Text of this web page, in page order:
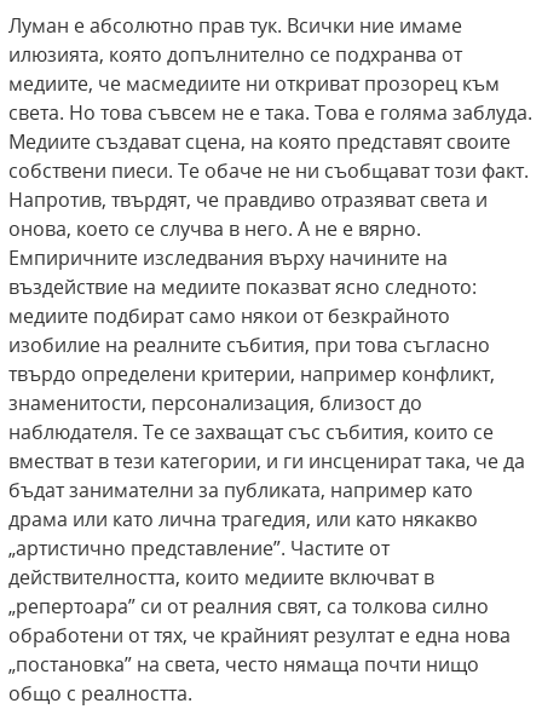
Луман е абсолютно прав тук. Всички ние имаме
илюзията, която допълнително се подхранва от
медиите, че масмедиите ни откриват прозорец към
света. Но това съвсем не е така. Това е голяма заблуда.
Медиите създават сцена, на която представят своите
собствени пиеси. Те обаче не ни съобщават този факт.
Напротив, твърдят, че правдиво отразяват света и
онова, което се случва в него. А не е вярно.
Емпиричните изследвания върху начините на
въздействие на медиите показват ясно следното:
медиите подбират само някои от безкрайното
изобилие на реалните събития, при това съгласно
твърдо определени критерии, например конфликт,
знаменитости, персонализация, близост до
наблюдателя. Те се захващат със събития, които се
вместват в тези категории, и ги инсценират така, че да
бъдат занимателни за публиката, например като
драма или като лична трагедия, или като някакво
„артистично представление”. Частите от
действителността, които медиите включват в
„репертоара” си от реалния свят, са толкова силно
обработени от тях, че крайният резултат е една нова
„постановка” на света, често нямаща почти нищо
общо с реалността.